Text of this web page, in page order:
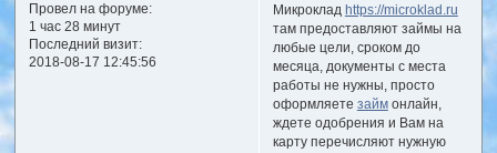
Провел на форуме:
1 час 28 минут
Последний визит:
2018-08-17 12:45:56
Микроклад https://microklad.ru
там предоставляют займы на
любые цели, сроком до
месяца, документы с места
работы не нужны, просто
оформляете займонлайн,
ждете одобрения и Вам на
карту перечисляют нужную